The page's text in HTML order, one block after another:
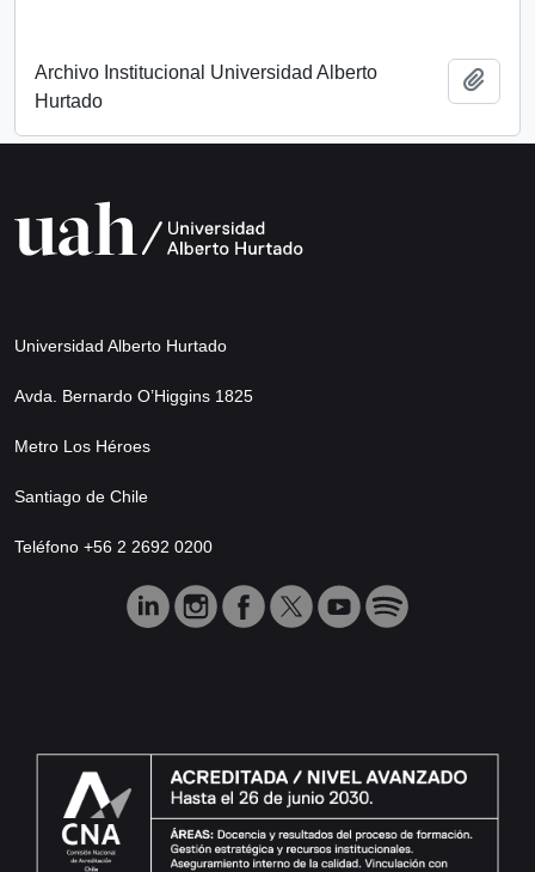
Archivo Institucional Universidad Alberto
Hurtado
Universidad Alberto Hurtado
Avda. Bernardo O’Higgins 1825
Metro Los Héroes
Santiago de Chile
Teléfono +56 2 2692 0200